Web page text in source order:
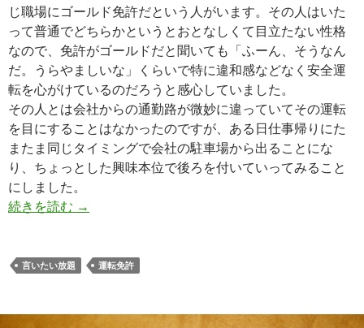
じ職場にゴールド免許だという人がいます。その人はいた
って普通でどちらかというとおとなしくて目立たない性格
なので、免許がゴールドだと聞いても「ふーん、そうなん
だ。うらやましいな」くらいで特に違和感などなく安全運
転を心がけているのだろうと感心していました。
その人とは会社からの通勤路が微妙に違っていてその運転
を目にすることはなかったのですが、ある日仕事帰りにた
またま同じタイミングで会社の駐車場から出ることにな
り、ちょっとした興味本位で後ろを付いていってみること
にしました。
続きを読む →
言いたい放題 運転免許